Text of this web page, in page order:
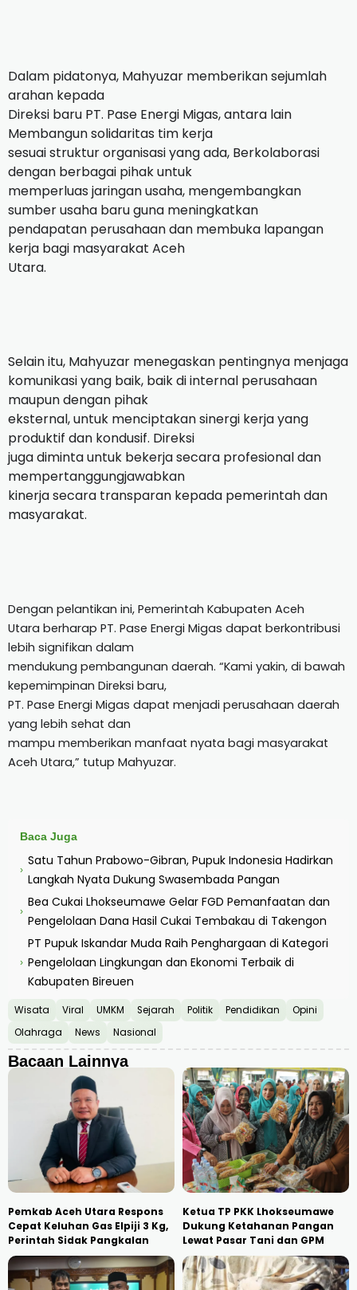
Dalam pidatonya, Mahyuzar memberikan sejumlah
arahan kepada
Direksi baru PT. Pase Energi Migas, antara lain
Membangun solidaritas tim kerja
sesuai struktur organisasi yang ada, Berkolaborasi
dengan berbagai pihak untuk
memperluas jaringan usaha, mengembangkan
sumber usaha baru guna meningkatkan
pendapatan perusahaan dan membuka lapangan
kerja bagi masyarakat Aceh
Utara.
Selain itu, Mahyuzar menegaskan pentingnya menjaga
komunikasi yang baik, baik di internal perusahaan
maupun dengan pihak
eksternal, untuk menciptakan sinergi kerja yang
produktif dan kondusif. Direksi
juga diminta untuk bekerja secara profesional dan
mempertanggungjawabkan
kinerja secara transparan kepada pemerintah dan
masyarakat.
Dengan pelantikan ini, Pemerintah Kabupaten Aceh
Utara berharap PT. Pase Energi Migas dapat berkontribusi
lebih signifikan dalam
mendukung pembangunan daerah. “Kami yakin, di bawah
kepemimpinan Direksi baru,
PT. Pase Energi Migas dapat menjadi perusahaan daerah
yang lebih sehat dan
mampu memberikan manfaat nyata bagi masyarakat
Aceh Utara,” tutup Mahyuzar.
Baca Juga
›
Satu Tahun Prabowo-Gibran, Pupuk Indonesia Hadirkan
Langkah Nyata Dukung Swasembada Pangan
›
Bea Cukai Lhokseumawe Gelar FGD Pemanfaatan dan
Pengelolaan Dana Hasil Cukai Tembakau di Takengon
›
PT Pupuk Iskandar Muda Raih Penghargaan di Kategori
Pengelolaan Lingkungan dan Ekonomi Terbaik di
Kabupaten Bireuen
Wisata Viral UMKM Sejarah Politik Pendidikan
Opini
Olahraga
News Nasional
Bacaan Lainnya
Pemkab Aceh Utara Respons
Cepat Keluhan Gas Elpiji 3 Kg,
Perintah Sidak Pangkalan
Ketua TP PKK Lhokseumawe
Dukung Ketahanan Pangan
Lewat Pasar Tani dan GPM